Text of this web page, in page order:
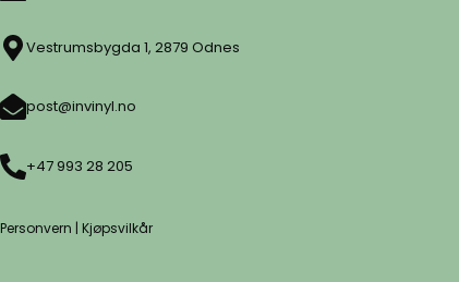
Vestrumsbygda 1, 2879 Odnes
post@invinyl.no
+47 993 28 205
Personvern | Kjøpsvilkår